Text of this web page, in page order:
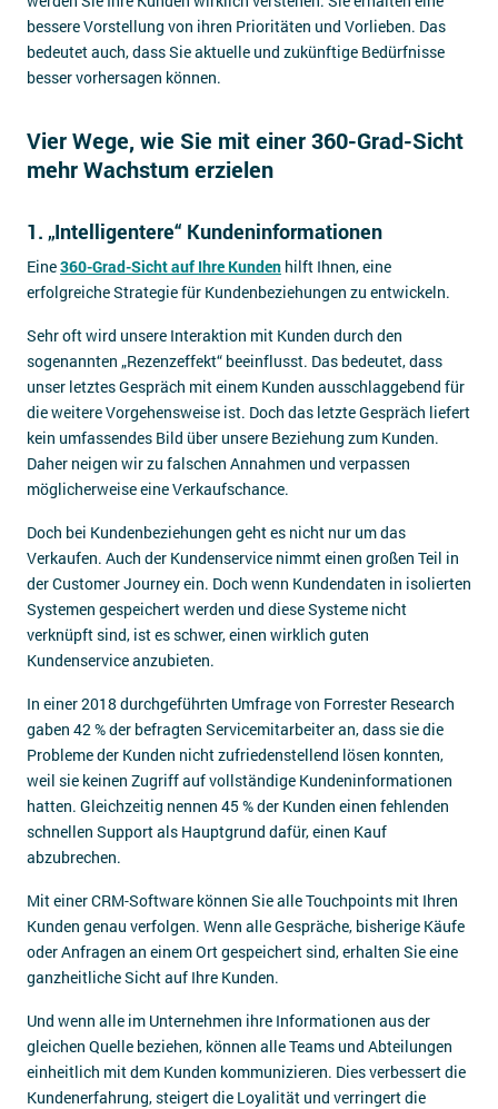
bessere Vorstellung von ihren Prioritäten und Vorlieben. Das
bedeutet auch, dass Sie aktuelle und zukünftige Bedürfnisse
besser vorhersagen können.
Vier Wege, wie Sie mit einer 360-Grad-Sicht
mehr Wachstum erzielen
1. „Intelligentere“ Kundeninformationen
Eine360-Grad-Sicht auf Ihre Kunden hilft Ihnen, eine
erfolgreiche Strategie für Kundenbeziehungen zu entwickeln.
Sehr oft wird unsere Interaktion mit Kunden durch den
sogenannten „Rezenzeffekt“ beeinflusst. Das bedeutet, dass
unser letztes Gespräch mit einem Kunden ausschlaggebend für
die weitere Vorgehensweise ist. Doch das letzte Gespräch liefert
kein umfassendes Bild über unsere Beziehung zum Kunden.
Daher neigen wir zu falschen Annahmen und verpassen
möglicherweise eine Verkaufschance.
Doch bei Kundenbeziehungen geht es nicht nur um das
Verkaufen. Auch der Kundenservice nimmt einen großen Teil in
der Customer Journey ein. Doch wenn Kundendaten in isolierten
Systemen gespeichert werden und diese Systeme nicht
verknüpft sind, ist es schwer, einen wirklich guten
Kundenservice anzubieten.
In einer 2018 durchgeführten Umfrage von Forrester Research
gaben 42 % der befragten Servicemitarbeiter an, dass sie die
Probleme der Kunden nicht zufriedenstellend lösen konnten,
weil sie keinen Zugriff auf vollständige Kundeninformationen
hatten. Gleichzeitig nennen 45 % der Kunden einen fehlenden
schnellen Support als Hauptgrund dafür, einen Kauf
abzubrechen.
Mit einer CRM-Software können Sie alle Touchpoints mit Ihren
Kunden genau verfolgen. Wenn alle Gespräche, bisherige Käufe
oder Anfragen an einem Ort gespeichert sind, erhalten Sie eine
ganzheitliche Sicht auf Ihre Kunden.
Und wenn alle im Unternehmen ihre Informationen aus der
gleichen Quelle beziehen, können alle Teams und Abteilungen
einheitlich mit dem Kunden kommunizieren. Dies verbessert die
Kundenerfahrung, steigert die Loyalität und verringert die